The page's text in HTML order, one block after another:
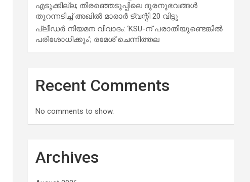
എടുക്കില്ല; തിരഞ്ഞെടുപ്പിലെ ദുരനുഭവങ്ങള്‍
തുറന്നടിച്ച് അഖില്‍ മാരാര്‍ ട്വന്റി 20 വിട്ടു
പ്ലീഡർ നിയമന വിവാദം: ‘KSU-ന് പരാതിയുണ്ടെങ്കിൽ
പരിശോധിക്കും’; രമേശ് ചെന്നിത്തല
Recent Comments
No comments to show.
Archives